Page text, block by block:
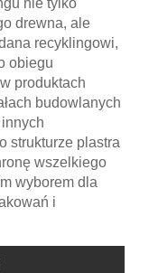
drewna, ale
recyklingowi,
obiegu
produktach
budowlanych
strukturze plastra
wszelkiego
wyborem dla
i